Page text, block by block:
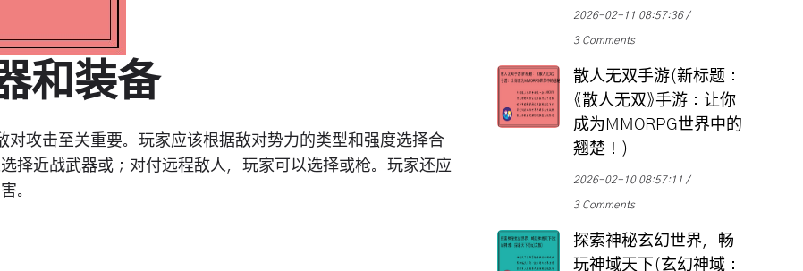
和装备
攻击至关重要。玩家应该根据敌对势力的类型和强度选择合
择近战武器或；对付远程敌人，玩家可以选择或枪。玩家还应
。
2026-02-11 08:57:36
3 Comments
散人无双手游(新标题：
《散人无双》手游：让你
成为MMORPG世界中的
翘楚！)
2026-02-10 08:57:11
3 Comments
探索神秘玄幻世界，畅
玩神域天下(玄幻神域：